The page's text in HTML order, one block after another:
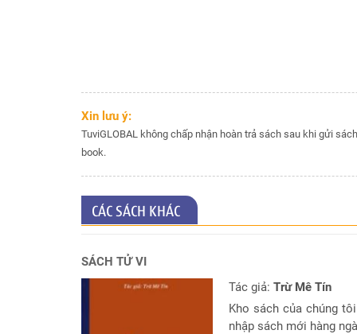
Xin lưu ý:
TuviGLOBAL không chấp nhận hoàn trả sách sau khi gửi
book.
CÁC SÁCH KHÁC
SÁCH TỬ VI
Tác giả: Trừ Mê Tín
Kho sách của chúng
nhập sách mới hàng